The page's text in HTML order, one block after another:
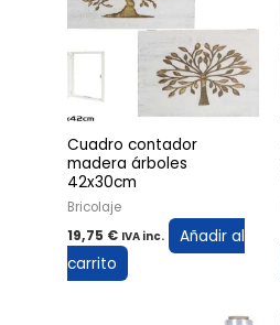
Cuadro contador
madera árboles
42x30cm
Bricolaje
19,75 € IVA inc.
Añadir al
carrito